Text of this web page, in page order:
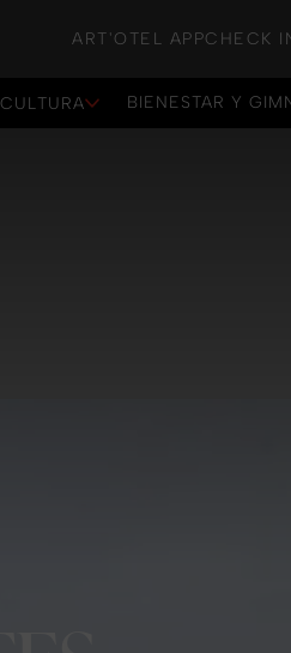
ART'OTEL APPCHECK
BIENESTAR Y
BIENESTAR Y